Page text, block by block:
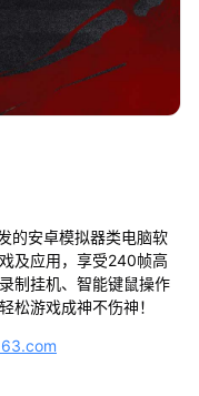
的安卓模拟器类电脑软
及应用，享受240帧高
制挂机、智能键鼠操作
松游戏成神不伤神！